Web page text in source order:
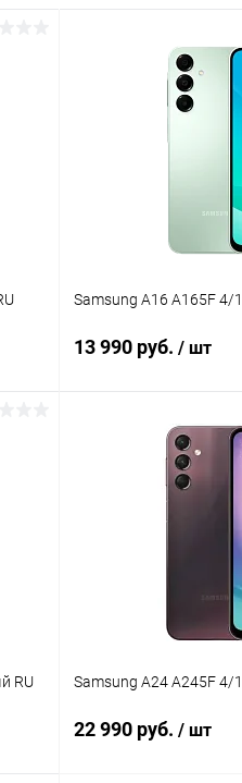
Samsung A16 A165F
13 990 руб. / шт
В
RU Samsung A24 A245F 4/
22 990 руб. / шт